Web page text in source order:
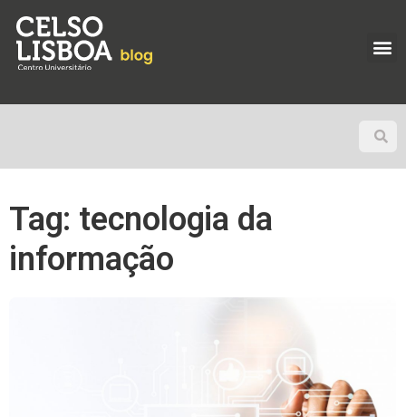
Tag: tecnologia da
informação